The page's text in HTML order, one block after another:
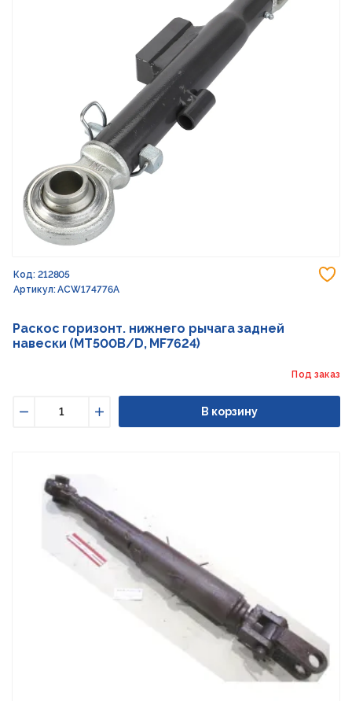
Код: 212805
Артикул: ACW174776A
Раскос горизонт. нижнего рычага задней
навески (MT500B/D, MF7624)
Под заказ
Увеличить
В корзину